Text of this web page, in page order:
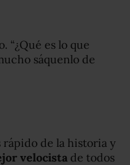
“¿Qué es lo que
sáquenlo de
de la historia y
velocista de todos